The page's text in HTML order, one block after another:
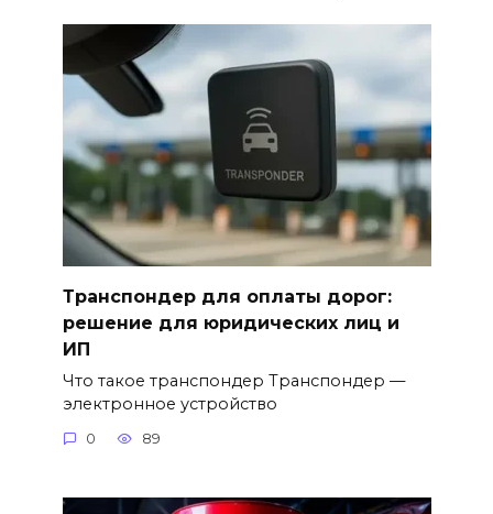
Транспондер для оплаты дорог:
решение для юридических лиц и
ИП
Что такое транспондер Транспондер —
электронное устройство
0 89